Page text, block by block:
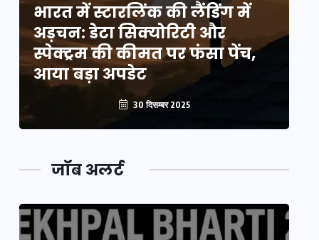
भारत में स्टारलिंक की लैंडिंग में
अड़चन: डेटा सिक्योरिटी और
स्पेक्ट्रम की कीमत पर फंसा पेंच,
आया बड़ा अपडेट
30 दिसम्बर 2025
जॉब अलर्ट